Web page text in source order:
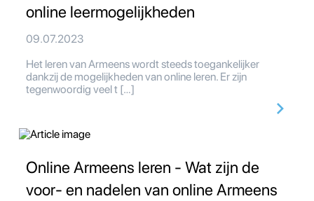
online leermogelijkheden
09.07.2023
Het leren van Armeens wordt steeds toegankelijker
dankzij de mogelijkheden van online leren. Er zijn
tegenwoordig veel t […]
Online Armeens leren - Wat zijn de
voor- en nadelen van online Armeens